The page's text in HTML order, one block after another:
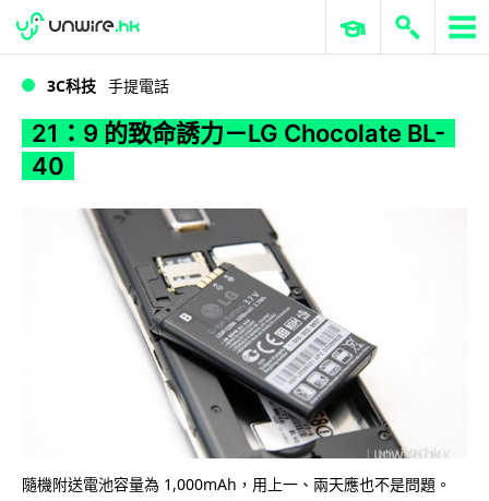
21：9 的致命誘力－LG Chocolate BL-40
WWDC 2026 ERP 與商業 AI
3C科技 手提電話
21：9 的致命誘力－LG Chocolate BL-
40
隨機附送電池容量為 1,000mAh，用上一、兩天應也不是問題。